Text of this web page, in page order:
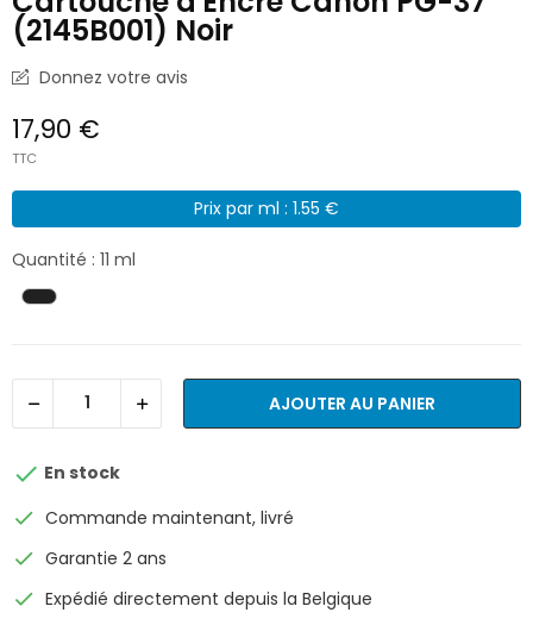
(2145B001) Noir
Donnez votre avis
17,90 €
TTC
Prix par ml : 1.55 €
Quantité : 11 ml
AJOUTER AU PANIER
 En stock
check Commande maintenant, livré
check Garantie 2 ans
check Expédié directement depuis la Belgique